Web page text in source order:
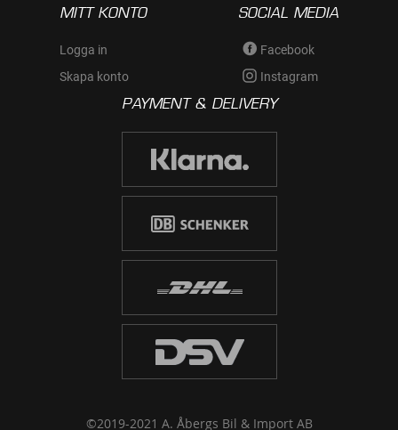
MITT KONTO
Logga in
Skapa konto
SOCIAL MEDIA
Facebook
Instagram
PAYMENT & DELIVERY
©2019-2021 A. Åbergs Bil & Import AB